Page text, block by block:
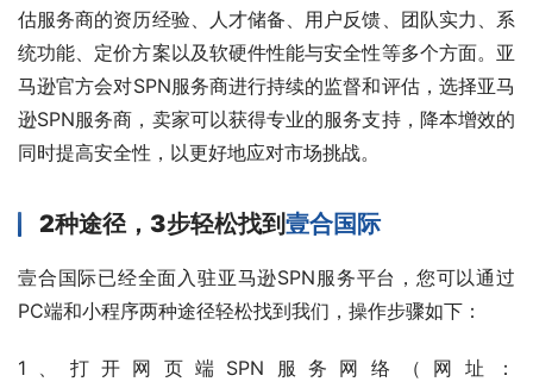
估服务商的资历经验、人才储备、用户反馈、团队实力、系
统功能、定价方案以及软硬件性能与安全性等多个方面。亚
马逊官方会对SPN服务商进行持续的监督和评估，选择亚马
逊SPN服务商，卖家可以获得专业的服务支持，降本增效的
同时提高安全性，以更好地应对市场挑战。
2种途径，3步轻松找到壹合国际
壹合国际已经全面入驻亚马逊SPN服务平台，您可以通过
PC端和小程序两种途径轻松找到我们，操作步骤如下：
1、打开网页端SPN服务网络（网址：